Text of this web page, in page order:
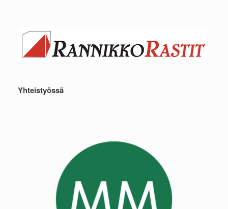
Yhteistyössä